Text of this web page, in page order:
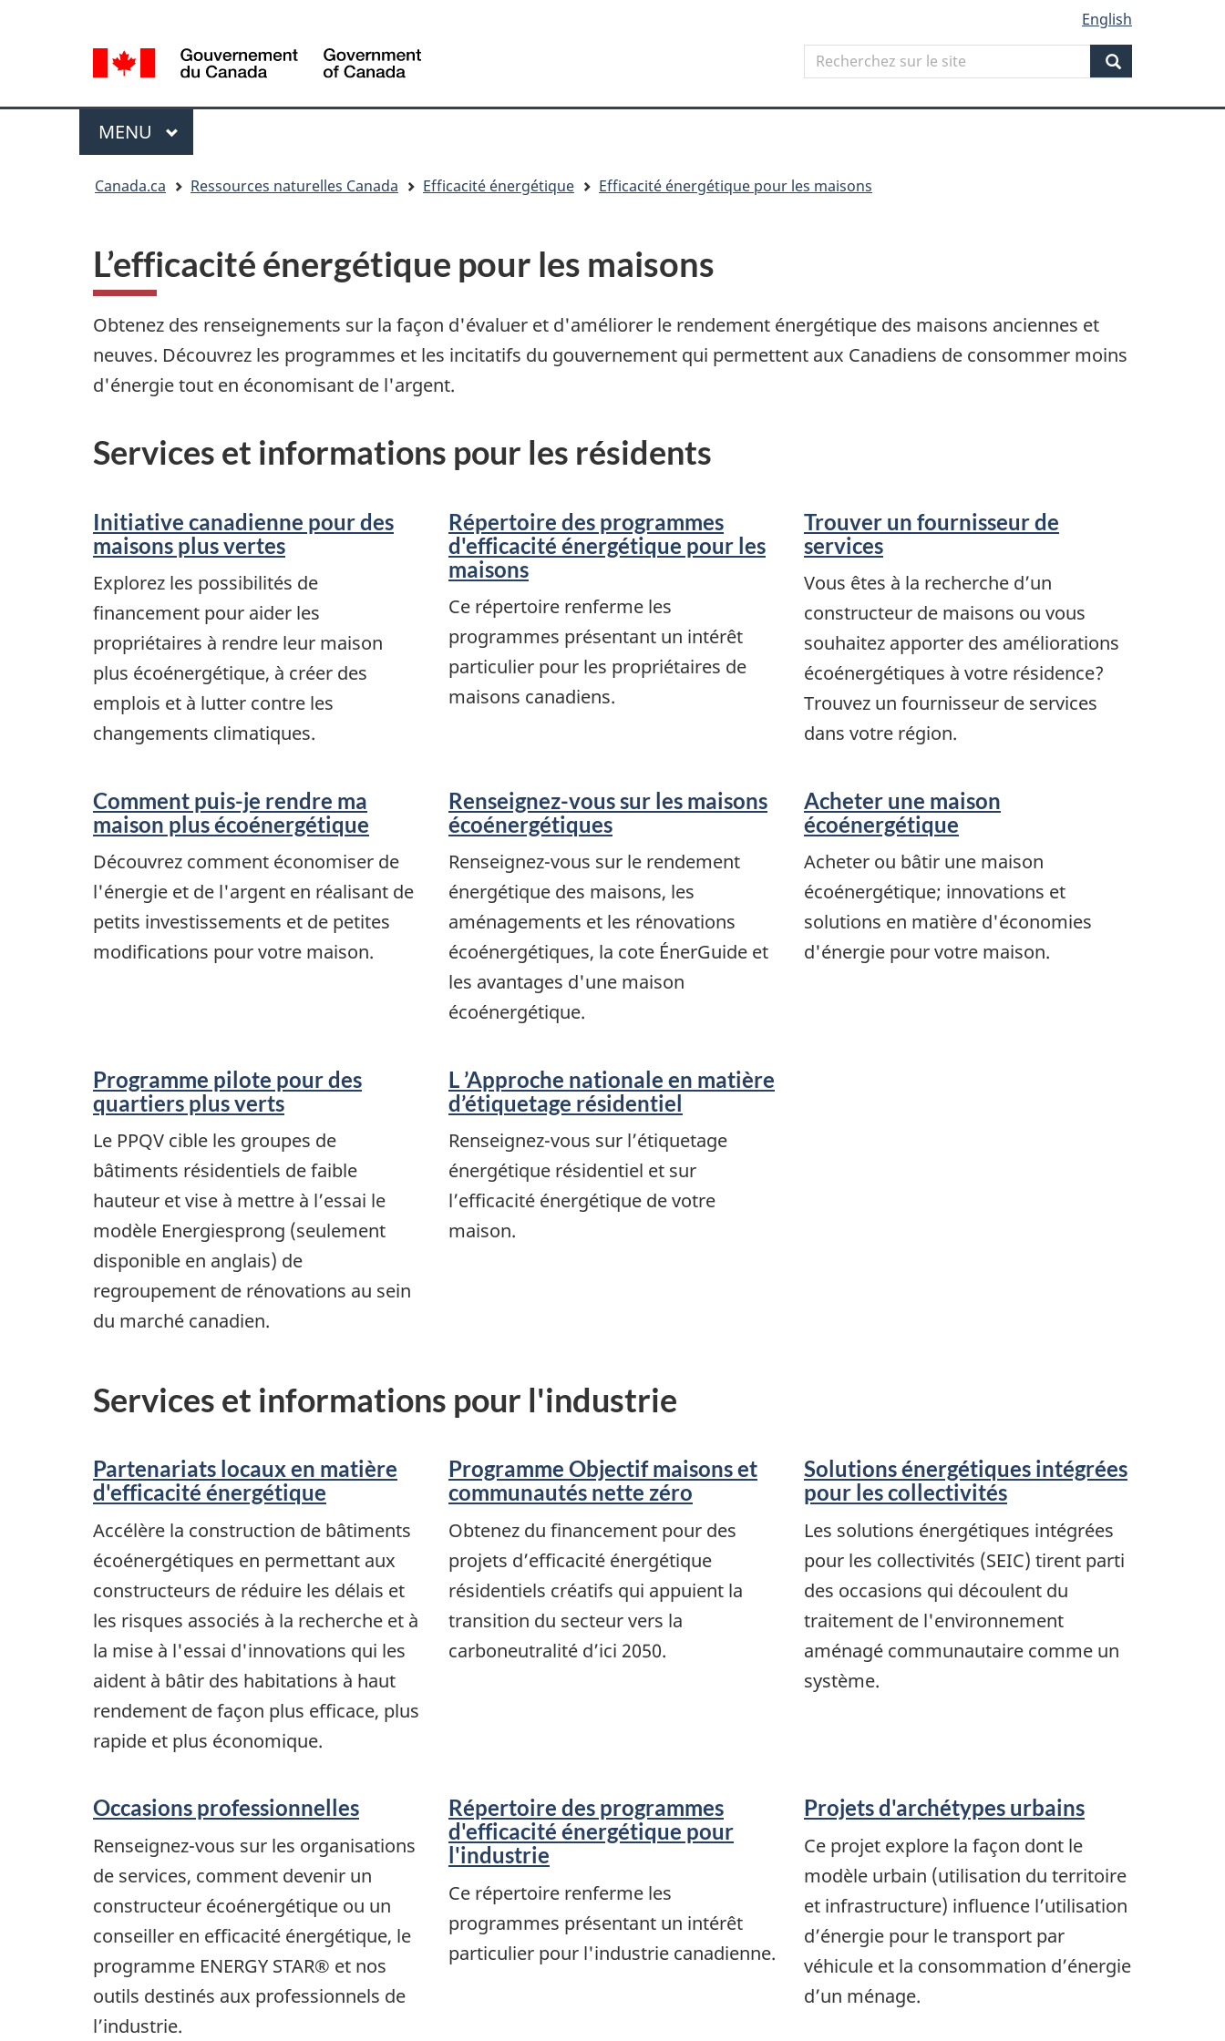
HTML
de
la
langue
selection
English
Search
Recherchez
sur
Search
Menu
MENU PRINCIPAL
Canada.ca Ressources naturelles Canada Efficacité énergétique Efficacité énergétique pour les maisons
L’efficacité énergétique pour les maisons
Obtenez des renseignements sur la façon d'évaluer et d'améliorer le rendement énergétique des maisons anciennes et
neuves. Découvrez les programmes et les incitatifs du gouvernement qui permettent aux Canadiens de consommer moins
d'énergie tout en économisant de l'argent.
Services et informations pour les résidents
Initiative canadienne pour des
maisons plus vertes
Explorez les possibilités de
financement pour aider les
propriétaires à rendre leur maison
plus écoénergétique, à créer des
emplois et à lutter contre les
changements climatiques.
Répertoire des programmes
d'efficacité énergétique pour les
maisons
Ce répertoire renferme les
programmes présentant un intérêt
particulier pour les propriétaires de
maisons canadiens.
Trouver un fournisseur de
services
Vous êtes à la recherche d’un
constructeur de maisons ou vous
souhaitez apporter des améliorations
écoénergétiques à votre résidence?
Trouvez un fournisseur de services
dans votre région.
Comment puis-je rendre ma
maison plus écoénergétique
Découvrez comment économiser de
l'énergie et de l'argent en réalisant de
petits investissements et de petites
modifications pour votre maison.
Renseignez-vous sur les maisons
écoénergétiques
Renseignez-vous sur le rendement
énergétique des maisons, les
aménagements et les rénovations
écoénergétiques, la cote ÉnerGuide et
les avantages d'une maison
écoénergétique.
Acheter une maison
écoénergétique
Acheter ou bâtir une maison
écoénergétique; innovations et
solutions en matière d'économies
d'énergie pour votre maison.
Programme pilote pour des
quartiers plus verts
Le PPQV cible les groupes de
bâtiments résidentiels de faible
hauteur et vise à mettre à l’essai le
modèle Energiesprong (seulement
disponible en anglais) de
regroupement de rénovations au sein
du marché canadien.
L ’Approche nationale en matière
d’étiquetage résidentiel
Renseignez-vous sur l’étiquetage
énergétique résidentiel et sur
l’efficacité énergétique de votre
maison.
Services et informations pour l'industrie
Partenariats locaux en matière
d'efficacité énergétique
Accélère la construction de bâtiments
écoénergétiques en permettant aux
constructeurs de réduire les délais et
les risques associés à la recherche et à
la mise à l'essai d'innovations qui les
aident à bâtir des habitations à haut
rendement de façon plus efficace, plus
rapide et plus économique.
Programme Objectif maisons et
communautés nette zéro
Obtenez du financement pour des
projets d’efficacité énergétique
résidentiels créatifs qui appuient la
transition du secteur vers la
carboneutralité d’ici 2050.
Solutions énergétiques intégrées
pour les collectivités
Les solutions énergétiques intégrées
pour les collectivités (SEIC) tirent parti
des occasions qui découlent du
traitement de l'environnement
aménagé communautaire comme un
système.
Occasions professionnelles
Renseignez-vous sur les organisations
de services, comment devenir un
constructeur écoénergétique ou un
conseiller en efficacité énergétique, le
programme ENERGY STAR® et nos
outils destinés aux professionnels de
l’industrie.
Répertoire des programmes
d'efficacité énergétique pour
l'industrie
Ce répertoire renferme les
programmes présentant un intérêt
particulier pour l'industrie canadienne.
Projets d'archétypes urbains
Ce projet explore la façon dont le
modèle urbain (utilisation du territoire
et infrastructure) influence l’utilisation
d’énergie pour le transport par
véhicule et la consommation d’énergie
d’un ménage.